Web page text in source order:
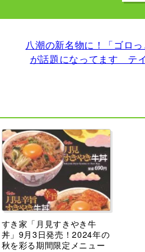
八潮の新名物に！「ゴロっ
が話題になってます テ
すき家「月見すきやき牛
丼」9月3日発売！2024年の
秋を彩る期間限定メニュー